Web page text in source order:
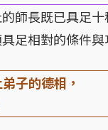
長既已具足十
足相對的條件與
子的德相，